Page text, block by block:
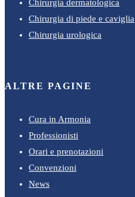
Chirurgia dermatologica
Chirurgia di piede e caviglia
Chirurgia urologica
ALTRE PAGINE
Cura in Armonia
Professionisti
Orari e prenotazioni
Convenzioni
News